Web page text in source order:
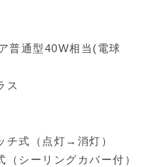
普通型40W相当(電球
ス
チ式（点灯→消灯）
シーリングカバー付）